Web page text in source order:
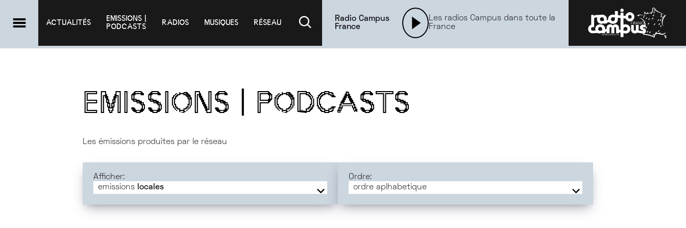
ACTUALITÉS
EMISSIONS |
PODCASTS
RADIOS MUSIQUES RÉSEAU
Radio Campus
France
Les radios Campus dans toute la
France
EMISSIONS | PODCASTS
Les émissions produites par le réseau
Afficher:
emissions
locales
Ordre:
ordre aplhabetique